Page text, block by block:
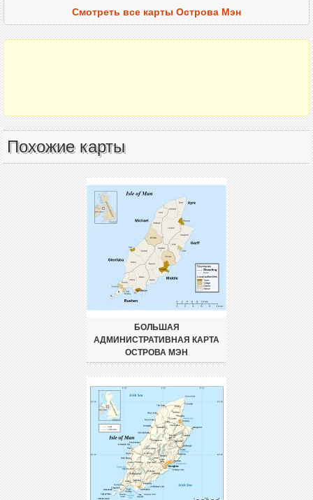
Смотреть все карты Острова Мэн
Похожие карты
БОЛЬШАЯ
АДМИНИСТРАТИВНАЯ КАРТА
ОСТРОВА МЭН